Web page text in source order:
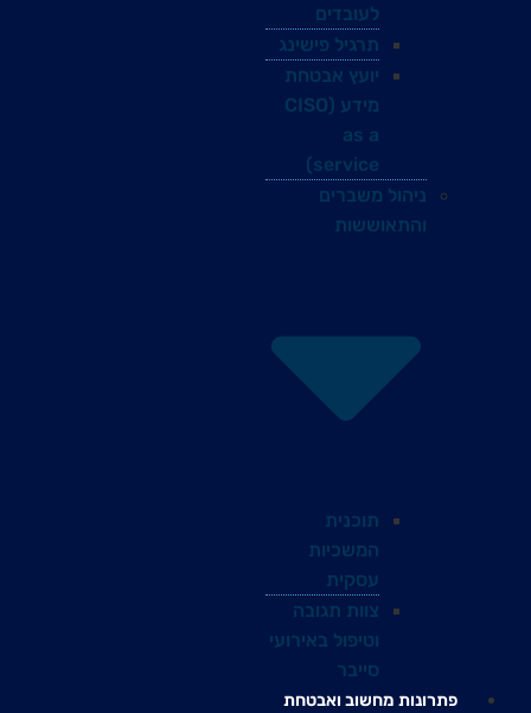
לעובדים
תרגיל פישינג
יועץ אבטחת
מידע (CISO
as a
service)
ניהול משברים
והתאוששות
תוכנית
המשכיות
עסקית
צוות תגובה
וטיפול באירועי
סייבר
פתרונות מחשוב ואבטחת